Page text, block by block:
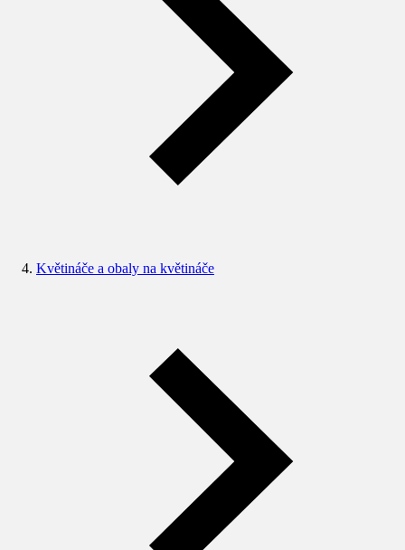
Květináče a obaly na květináče